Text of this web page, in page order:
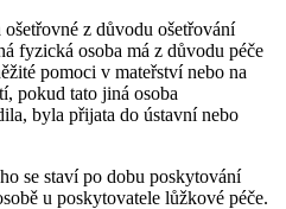
z důvodu ošetřování
fyzická osoba má z důvodu péče
pomoci v mateřství nebo na
pokud tato jiná osoba
byla přijata do ústavní nebo
se staví po dobu poskytování
u poskytovatele lůžkové péče.